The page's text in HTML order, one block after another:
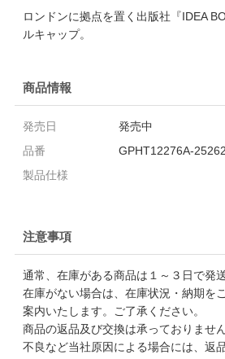
ロンドンに拠点を置く出版社『IDEA
ルキャップ。
商品情報
発売日
発売中
品番
GPHT12276A-
製品仕様
注意事項
通常、在庫がある商品は１～３日で発
在庫がない場合は、在庫状況・納期を
案内いたします。ご了承ください。
商品の返品及び交換は承っておりませ
不良など当社原因による場合には、返